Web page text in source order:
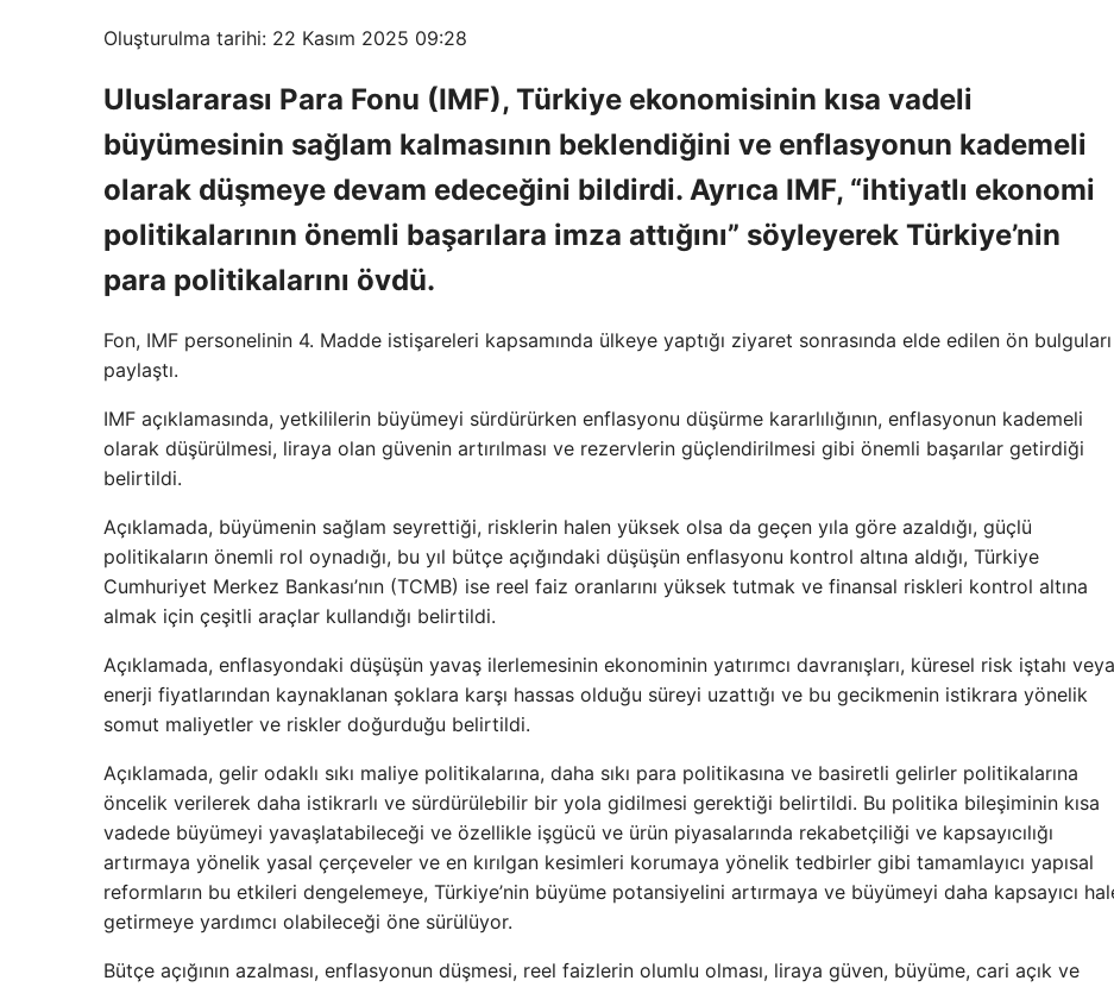
Oluşturulma tarihi: 22 Kasım 2025 09:28
Uluslararası Para Fonu (IMF), Türkiye ekonomisinin kısa vadeli
büyümesinin sağlam kalmasının beklendiğini ve enflasyonun kademeli
olarak düşmeye devam edeceğini bildirdi. Ayrıca IMF, “ihtiyatlı ekonomi
politikalarının önemli başarılara imza attığını” söyleyerek Türkiye’nin
para politikalarını övdü.
Fon, IMF personelinin 4. Madde istişareleri kapsamında ülkeye yaptığı ziyaret sonrasında elde edilen ön bulguları
paylaştı.
IMF açıklamasında, yetkililerin büyümeyi sürdürürken enflasyonu düşürme kararlılığının, enflasyonun kademeli
olarak düşürülmesi, liraya olan güvenin artırılması ve rezervlerin güçlendirilmesi gibi önemli başarılar getirdiği
belirtildi.
Açıklamada, büyümenin sağlam seyrettiği, risklerin halen yüksek olsa da geçen yıla göre azaldığı, güçlü
politikaların önemli rol oynadığı, bu yıl bütçe açığındaki düşüşün enflasyonu kontrol altına aldığı, Türkiye
Cumhuriyet Merkez Bankası’nın (TCMB) ise reel faiz oranlarını yüksek tutmak ve finansal riskleri kontrol altına
almak için çeşitli araçlar kullandığı belirtildi.
Açıklamada, enflasyondaki düşüşün yavaş ilerlemesinin ekonominin yatırımcı davranışları, küresel risk iştahı veya
enerji fiyatlarından kaynaklanan şoklara karşı hassas olduğu süreyi uzattığı ve bu gecikmenin istikrara yönelik
somut maliyetler ve riskler doğurduğu belirtildi.
Açıklamada, gelir odaklı sıkı maliye politikalarına, daha sıkı para politikasına ve basiretli gelirler politikalarına
öncelik verilerek daha istikrarlı ve sürdürülebilir bir yola gidilmesi gerektiği belirtildi. Bu politika bileşiminin kısa
vadede büyümeyi yavaşlatabileceği ve özellikle işgücü ve ürün piyasalarında rekabetçiliği ve kapsayıcılığı
artırmaya yönelik yasal çerçeveler ve en kırılgan kesimleri korumaya yönelik tedbirler gibi tamamlayıcı yapısal
reformların bu etkileri dengelemeye, Türkiye’nin büyüme potansiyelini artırmaya ve büyümeyi daha kapsayıcı
getirmeye yardımcı olabileceği öne sürülüyor.
Bütçe açığının azalması, enflasyonun düşmesi, reel faizlerin olumlu olması, liraya güven, büyüme, cari açık ve